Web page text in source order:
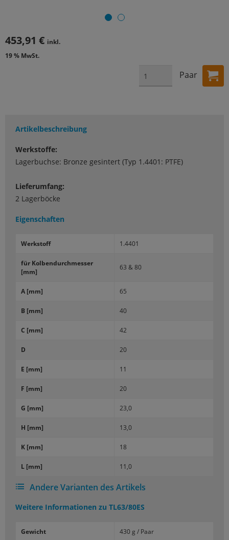
453,91 € inkl.
19 % MwSt.
Paar
Artikelbeschreibung
Werkstoffe:
Lagerbuchse: Bronze gesintert (Typ 1.4401: PTFE)
Lieferumfang:
2 Lagerböcke
Eigenschaften
Werk­stoff 1.4401
für Kol­ben­durch­mes­ser
[mm]
63 & 80
A [mm] 65
B [mm] 40
C [mm] 42
D 20
E [mm] 11
F [mm] 20
G [mm] 23,0
H [mm] 13,0
K [mm] 18
L [mm] 11,0
Andere Varianten des Artikels
Weitere Informationen zu TL63/80ES
Gewicht 430 g / Paar